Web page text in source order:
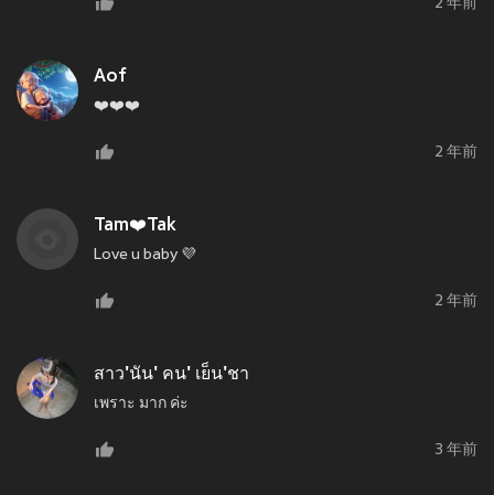
2 年前
Aof
❤️❤️❤️
2 年前
Tam❤️Tak
Love u baby 💜
2 年前
สาว'นัน' คน' เย็น'ชา
เพราะ มาก ค่ะ
3 年前